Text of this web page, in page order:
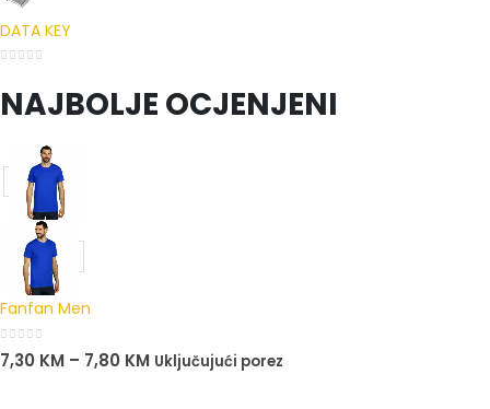
DATA KEY
NAJBOLJE OCJENJENI
Fanfan Men
0out of 5
7,30 KM – 7,80 KM Uključujući porez